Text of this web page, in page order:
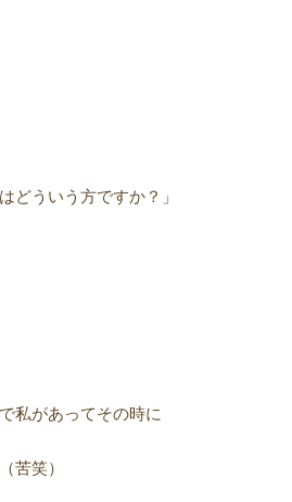
どういう方ですか？」
があってその時に
笑）